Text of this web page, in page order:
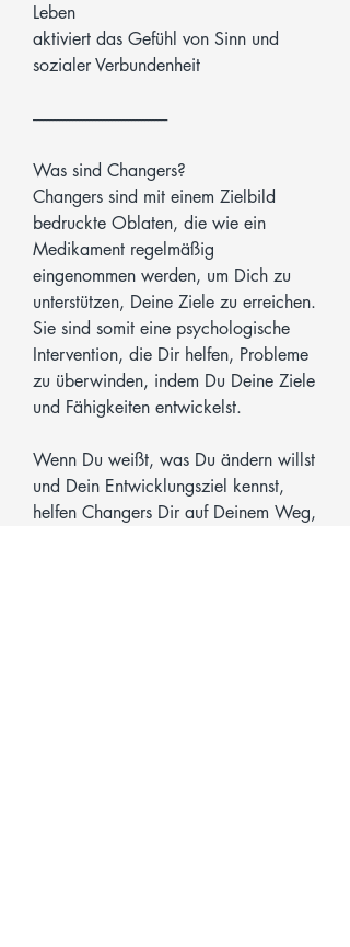
Leben
aktiviert das Gefühl von Sinn und
sozialer Verbundenheit
-----------------------------------------
Was sind Changers?
Changers sind mit einem Zielbild
bedruckte Oblaten, die wie ein
Medikament regelmäßig
eingenommen werden, um Dich zu
unterstützen, Deine Ziele zu erreichen.
Sie sind somit eine psychologische
Intervention, die Dir helfen, Probleme
zu überwinden, indem Du Deine Ziele
und Fähigkeiten entwickelst.
Wenn Du weißt, was Du ändern willst
und Dein Entwicklungsziel kennst,
helfen Changers Dir auf Deinem Weg,